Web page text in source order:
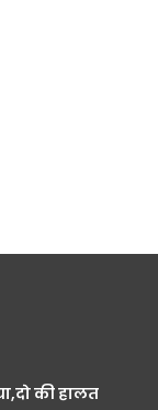
की हालत